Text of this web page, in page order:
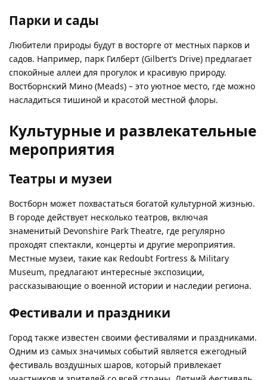
Парки и сады
Любители природы будут в восторге от местных парков и
садов. Например, парк Гилберт (Gilbert’s Drive) предлагает
спокойные аллеи для прогулок и красивую природу.
Востборнский Мино (Meads) – это уютное место, где можно
насладиться тишиной и красотой местной флоры.
Культурные и развлекательные
мероприятия
Театры и музеи
Востборн может похвастаться богатой культурной жизнью.
В городе действует несколько театров, включая
знаменитый Devonshire Park Theatre, где регулярно
проходят спектакли, концерты и другие мероприятия.
Местные музеи, такие как Redoubt Fortress & Military
Museum, предлагают интересные экспозиции,
рассказывающие о военной истории и наследии региона.
Фестивали и праздники
Город также известен своими фестивалями и праздниками.
Одним из самых значимых событий является ежегодный
фестиваль воздушных шаров, который привлекает